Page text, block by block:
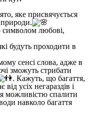
яке присвячується
природи.
символом любові,
будуть проходити в
сенсі слова, адже в
зможуть стрибати
. Кажуть, що багаття,
усіх негараздів і
можливістю спалити
навколо багаття